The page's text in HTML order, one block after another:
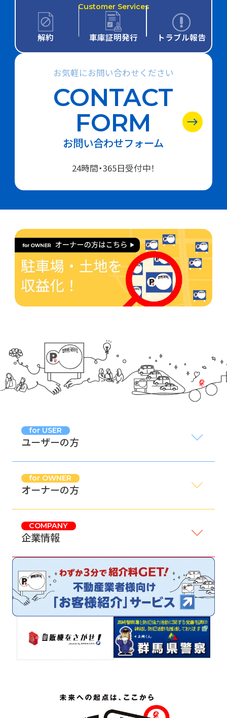
Customer Services
解約 車庫証明発行 トラブル報告
お気軽にお問い合わせください
CONTACT
FORM
お問い合わせフォーム
24時間・365日受付中！
for USER
ユーザーの方
for OWNER
オーナーの方
COMPANY
企業情報
サイトマップ
プライバシーポリシー